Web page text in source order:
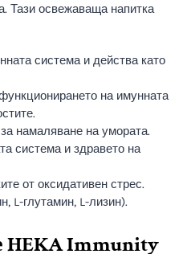
Тази освежаваща напитка
система и действа като
на имунната
намаляване на умората.
система и здравето на
от оксидативен стрес.
L-глутамин, L-лизин).
HEKA Immunity